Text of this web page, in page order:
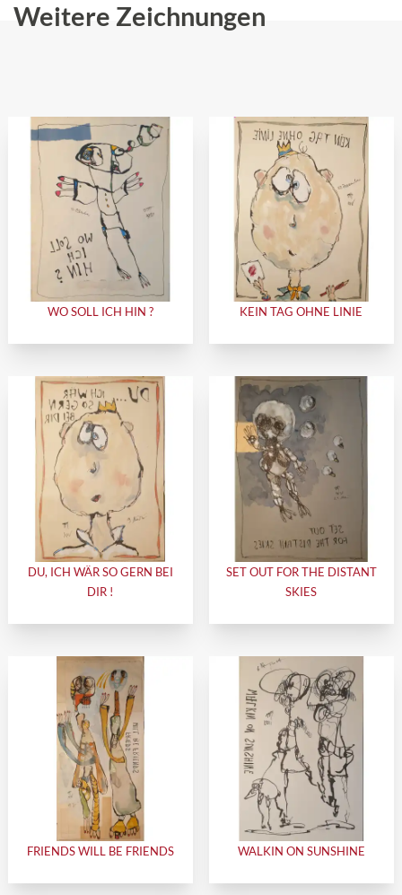
Weitere Zeichnungen
WO SOLL ICH HIN ? KEIN TAG OHNE LINIE
DU, ICH WÄR SO GERN BEI
DIR !
SET OUT FOR THE DISTANT
SKIES
FRIENDS WILL BE FRIENDS WALKIN ON SUNSHINE